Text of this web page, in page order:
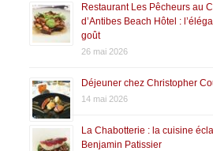
Restaurant Les Pêcheurs au
d’Antibes Beach Hôtel :
goût
26 mai 2026
Déjeuner chez Christopher
14 mai 2026
La Chabotterie : la cuisine
Benjamin Patissier